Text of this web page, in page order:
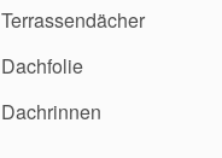
Terrassendächer
Dachfolie
Dachrinnen